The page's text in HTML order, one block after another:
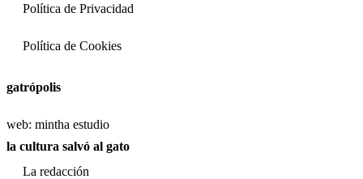
Política de Privacidad
Política de Cookies
gatrópolis
web: mintha estudio
la cultura salvó al gato
La redacción